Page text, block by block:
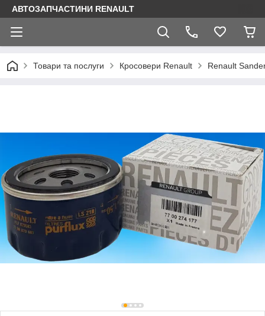
АВТОЗАПЧАСТИНИ RENAULT
Товари та послуги Кросовери Renault Renault